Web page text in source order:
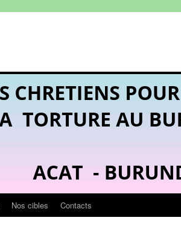
Nos cibles Contacts